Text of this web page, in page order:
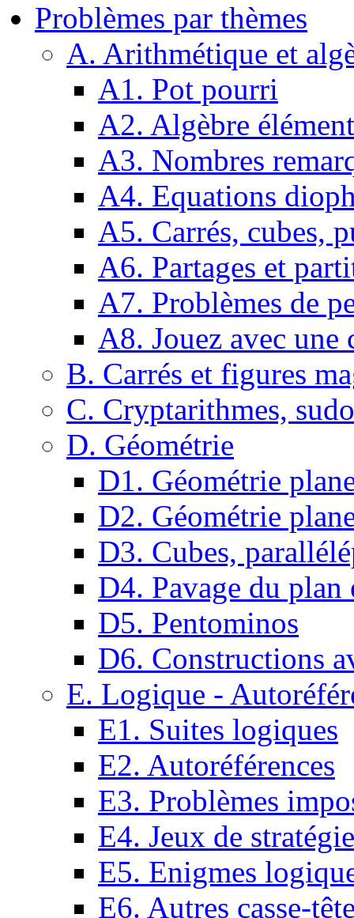
Problèmes par thèmes
A. Arithmétique et
A1. Pot pourri
A2. Algèbre
A3. Nombres
A4. Equations
A5. Carrés, cubes,
A6. Partages et
A7. Problèmes de
A8. Jouez avec une
B. Carrés et figures
C. Cryptarithmes,
D. Géométrie
D1. Géométrie
D2. Géométrie
D3. Cubes,
D4. Pavage du plan
D5. Pentominos
D6. Constructions
E. Logique -
E1. Suites logiques
E2. Autoréférences
E3. Problèmes
E4. Jeux de stratégie
E5. Enigmes
E6. Autres casse-